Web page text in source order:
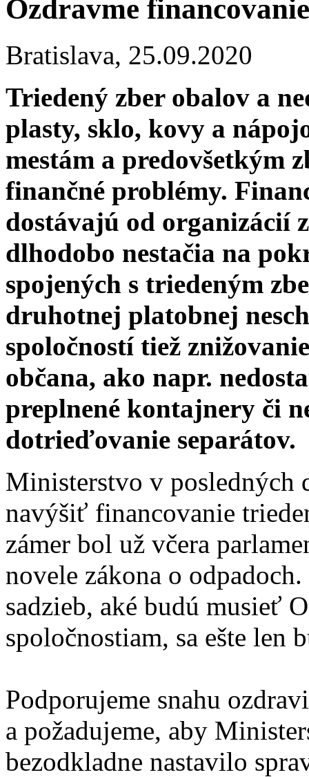
Ozdravme
Bratislava, 25.09.2020
Triedený zber obalov a
plasty, sklo, kovy a
mestám a predovšetkým
finančné problémy.
dostávajú od organizácií
dlhodobo nestačia na
spojených s triedeným
druhotnej platobnej
spoločností tiež
občana, ako napr.
preplnené kontajnery či
dotrieďovanie separátov.
Ministerstvo v posledných
navýšiť financovanie
zámer bol už včera
novele zákona o
sadzieb, aké budú musieť
spoločnostiam, sa ešte len
Podporujeme snahu
a požadujeme, aby
bezodkladne nastavilo